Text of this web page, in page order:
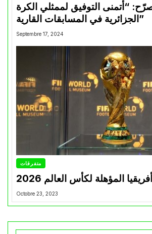
“أتمنى التوفيق لممثلي الكرة
الجزائرية في المسابقات القارية”
Septembre 17, 2024
متفرقات
المؤهلة لكأس العالم 2026
Octobre 23, 2023